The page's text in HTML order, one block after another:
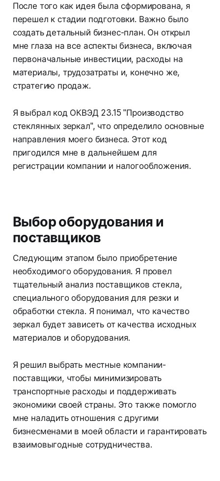
После того как идея была сформирована, я
перешел к стадии подготовки. Важно было
создать детальный бизнес-план. Он открыл
мне глаза на все аспекты бизнеса, включая
первоначальные инвестиции, расходы на
материалы, трудозатраты и, конечно же,
стратегию продаж.
Я выбрал код ОКВЭД 23.15 "Производство
стеклянных зеркал", что определило основные
направления моего бизнеса. Этот код
пригодился мне в дальнейшем для
регистрации компании и налогообложения.
Выбор оборудования и
поставщиков
Следующим этапом было приобретение
необходимого оборудования. Я провел
тщательный анализ поставщиков стекла,
специального оборудования для резки и
обработки стекла. Я понимал, что качество
зеркал будет зависеть от качества исходных
материалов и оборудования.
Я решил выбрать местные компании-
поставщики, чтобы минимизировать
транспортные расходы и поддерживать
экономики своей страны. Это также помогло
мне наладить отношения с другими
бизнесменами в моей области и гарантировать
взаимовыгодные сотрудничества.